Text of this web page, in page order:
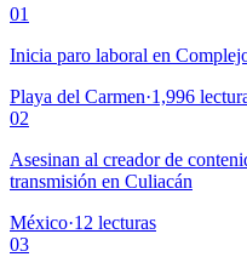
01
Inicia paro laboral en
Playa del Carmen·1,996
02
Asesinan al creador de
transmisión en Culiacán
México·12 lecturas
03